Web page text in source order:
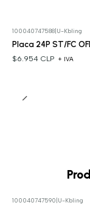
100040747588| U-Kbling
Placa 24P ST/FC
$6.954 CLP + IVA
100040747590 U-Kbling